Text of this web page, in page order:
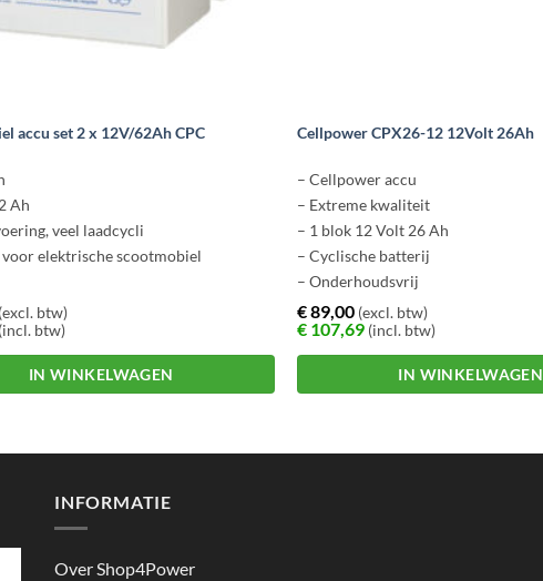
accu set 2 x 12V/62Ah CPC
Ah
veel laadcycli
voor elektrische scootmobiel
(excl. btw)
(incl. btw)
IN WINKELWAGEN
Cellpower CPX26-12 12Volt 26Ah
– Cellpower accu
– Extreme kwaliteit
– 1 blok 12 Volt 26 Ah
– Cyclische batterij
– Onderhoudsvrij
€89,00(excl. btw)
€107,69(incl. btw)
IN WINKELWAGEN
INFORMATIE
Over Shop4Power